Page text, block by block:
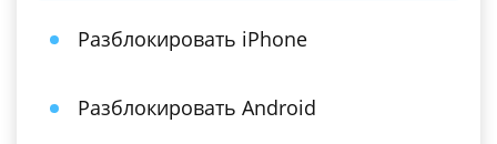
Разблокировать iPhone
Разблокировать Android